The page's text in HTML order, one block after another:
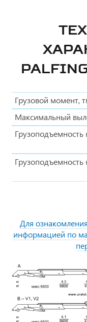
Грузовой момент,
Максимальный
Грузоподъемность
Грузоподъемность
Для
информацией по